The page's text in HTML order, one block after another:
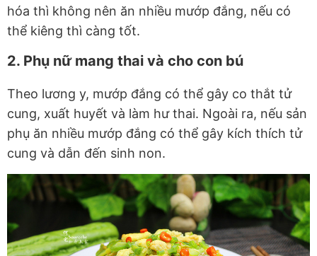
hóa thì không nên ăn nhiều mướp đắng, nếu có
thể kiêng thì càng tốt.
2. Phụ nữ mang thai và cho con bú
Theo lương y, mướp đắng có thể gây co thắt tử
cung, xuất huyết và làm hư thai. Ngoài ra, nếu sản
phụ ăn nhiều mướp đắng có thể gây kích thích tử
cung và dẫn đến sinh non.